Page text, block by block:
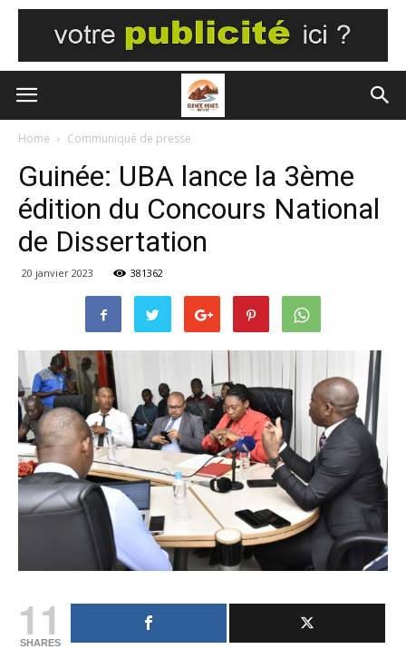
Home Communiqué de presse
Guinée: UBA lance la 3ème
édition du Concours National
de Dissertation
20 janvier 2023 381362
11
SHARES